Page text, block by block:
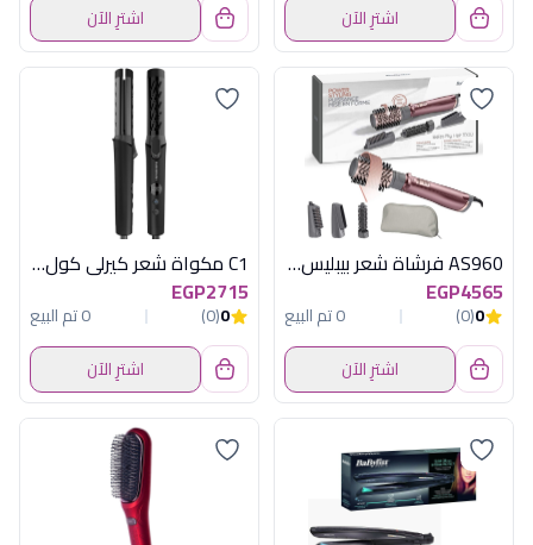
اشترِ الآن
اشترِ الآن
AS960 فرشاة شعر بيبليس هوائية 1000 وات
EGP4565
0
(0)
0 تم البيع
اشترِ الآن
C1 مكواة شعر كيرلى كول اسود راش براش
EGP2715
0
(0)
0 تم البيع
اشترِ الآن